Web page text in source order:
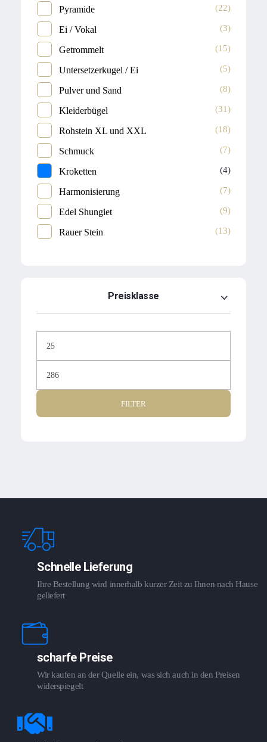
Pyramide (22)
Ei / Vokal (3)
Getrommelt (15)
Untersetzerkugel / Ei (5)
Pulver und Sand (8)
Kleiderbügel (31)
Rohstein XL und XXL (18)
Schmuck (7)
Kroketten (4)
Harmonisierung (7)
Edel Shungiet (9)
Rauer Stein (13)
Preisklasse
FILTER
Schnelle Lieferung
Ihre Bestellung wird innerhalb kurzer Zeit zu Ihnen nach Hause
geliefert
scharfe Preise
Wir kaufen an der Quelle ein, was sich auch in den Preisen
widerspiegelt